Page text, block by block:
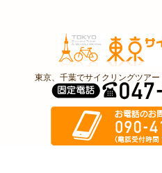
東京、千葉でサイクリングツア